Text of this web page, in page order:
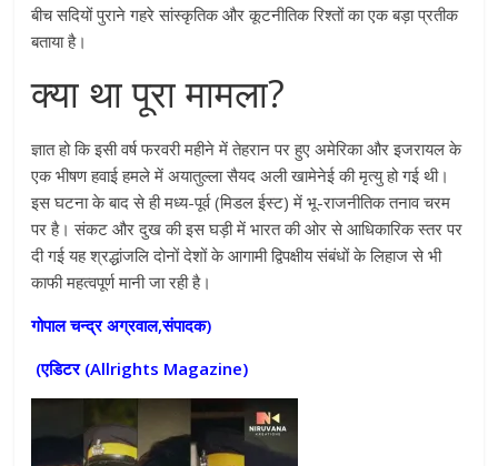
बीच सदियों पुराने गहरे सांस्कृतिक और कूटनीतिक रिश्तों का एक बड़ा प्रतीक
बताया है।
क्या था पूरा मामला?
ज्ञात हो कि इसी वर्ष फरवरी महीने में तेहरान पर हुए अमेरिका और इजरायल के
एक भीषण हवाई हमले में अयातुल्ला सैयद अली खामेनेई की मृत्यु हो गई थी।
इस घटना के बाद से ही मध्य-पूर्व (मिडल ईस्ट) में भू-राजनीतिक तनाव चरम
पर है। संकट और दुख की इस घड़ी में भारत की ओर से आधिकारिक स्तर पर
दी गई यह श्रद्धांजलि दोनों देशों के आगामी द्विपक्षीय संबंधों के लिहाज से भी
काफी महत्वपूर्ण मानी जा रही है।
गोपाल चन्द्र अग्रवाल,संपादक)
(एडिटर (Allrights Magazine)